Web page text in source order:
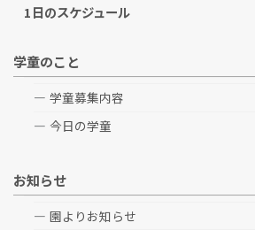
1日のスケジュール
学童のこと
学童募集内容
今日の学童
お知らせ
園よりお知らせ